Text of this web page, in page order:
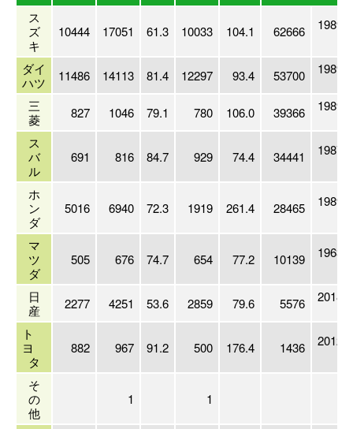
ス
ズ
キ
10444 17051 61.3 10033 104.1 62666
1989/
ダイ
ハツ
11486 14113 81.4 12297 93.4 53700
1989/
三
菱
827 1046 79.1 780 106.0 39366
1989/
ス
バ
ル
691 816 84.7 929 74.4 34441
1987/
ホ
ン
ダ
5016 6940 72.3 1919 261.4 28465
1989/
マ
ツ
ダ
505 676 74.7 654 77.2 10139
1963/
日
産
2277 4251 53.6 2859 79.6 5576
2018/
ト
ヨ
タ
882 967 91.2 500 176.4 1436
2012/
そ
の
他
1 1